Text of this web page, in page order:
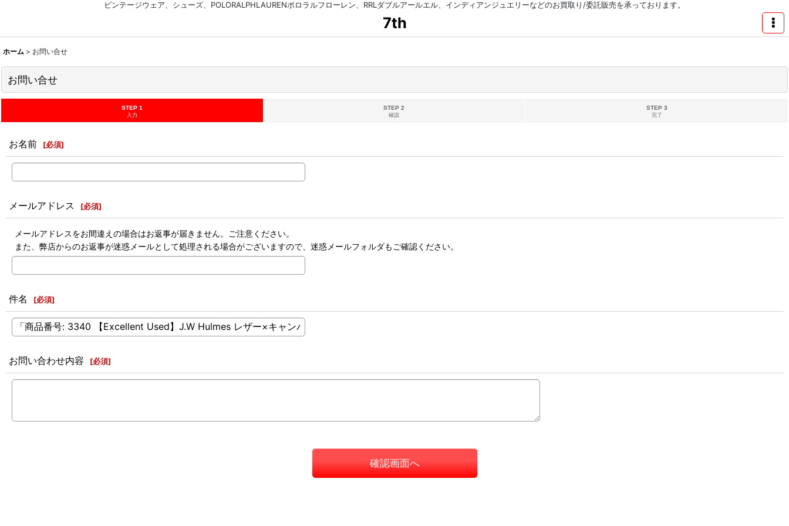
ビンテージウェア、シューズ、POLORALPHLAURENポロラルフローレン、RRLダブルアールエル、インディアンジュエリーなどのお買取り/委託販売を承っております。
7th
ホーム > お問い合せ
お問い合せ
STEP 1
入力
STEP 2
確認
STEP 3
完了
お名前 [必須]
メールアドレス [必須]
メールアドレスをお間違えの場合はお返事が届きません。ご注意ください。
また、弊店からのお返事が迷惑メールとして処理される場合がございますので、迷惑メールフォルダもご確認ください。
件名 [必須]
お問い合わせ内容 [必須]
確認画面へ